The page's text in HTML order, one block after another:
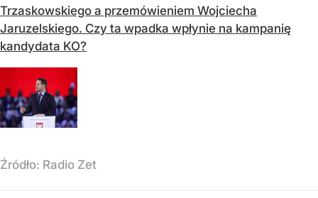
Trzaskowskiego a przemówieniem Wojciecha
Jaruzelskiego. Czy ta wpadka wpłynie na kampanię
kandydata KO?
Źródło: Radio Zet